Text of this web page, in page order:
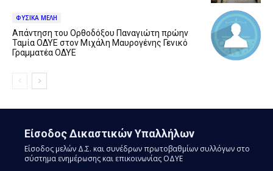
ΦΥΣΙΚΑ ΜΕΛΗ
Απάντηση του Ορθοδόξου Παναγιώτη πρώην
Ταμία ΟΔΥΕ στον Μιχάλη Μαυρογένης Γενικό
Γραμματέα ΟΔΥΕ
Είσοδος Δικαστικών Υπαλλήλων
Είσοδος μελών Δ.Σ. και συνέδρων πρωτοβαθμίων συλλόγων στο
σύστημα ενημέρωσης και επικοινωνίας ΟΔΥΕ